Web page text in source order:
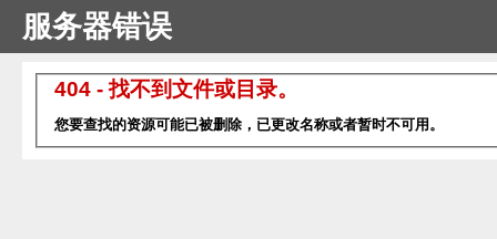
服务器错误
404 - 找不到文件或目录。
您要查找的资源可能已被删除，已更改名称或者暂时不可用。